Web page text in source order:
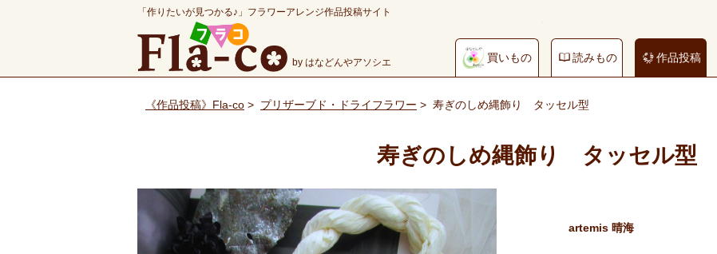
「作りたいが見つかる♪」フラワーアレンジ作品投稿サイト
by はなどんやアソシエ 買いもの 読みもの 作品投稿
《作品投稿》Fla-co > プリザーブド・ドライフラワー > 寿ぎのしめ縄飾り タッセル型
寿ぎのしめ縄飾り タッセル型
artemis 晴海